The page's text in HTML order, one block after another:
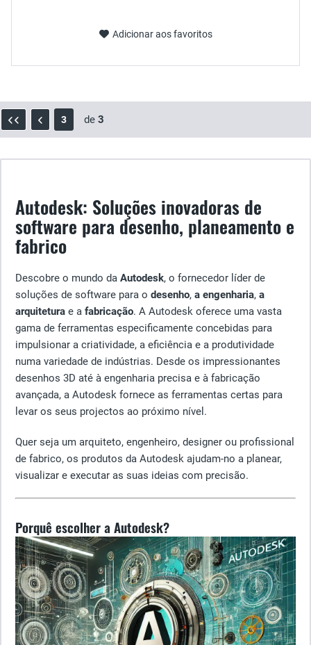
Adicionar aos favoritos
3 de 3
Autodesk: Soluções inovadoras de
software para desenho, planeamento e
fabrico
Descobre o mundo da Autodesk, o fornecedor líder de
soluções de software para o desenho, a engenharia, a
arquitetura e a fabricação. A Autodesk oferece uma vasta
gama de ferramentas especificamente concebidas para
impulsionar a criatividade, a eficiência e a produtividade
numa variedade de indústrias. Desde os impressionantes
desenhos 3D até à engenharia precisa e à fabricação
avançada, a Autodesk fornece as ferramentas certas para
levar os seus projectos ao próximo nível.
Quer seja um arquiteto, engenheiro, designer ou profissional
de fabrico, os produtos da Autodesk ajudam-no a planear,
visualizar e executar as suas ideias com precisão.
Porquê escolher a Autodesk?